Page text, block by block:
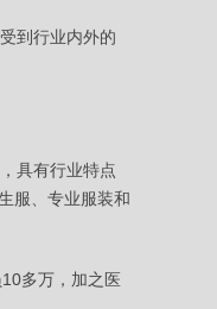
到行业内外的
具有行业特点
服、专业服装和
多万，加之医